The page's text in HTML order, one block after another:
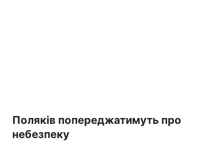
Поляків попереджатимуть про
небезпеку